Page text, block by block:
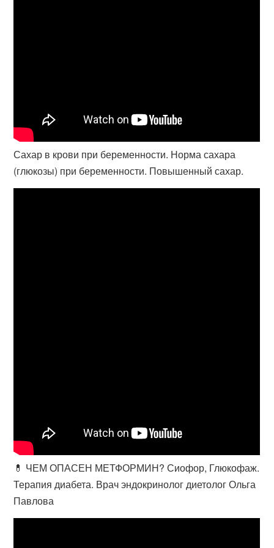
Сахар в крови при беременности. Норма сахара
(глюкозы) при беременности. Повышенный сахар.
💊 ЧЕМ ОПАСЕН МЕТФОРМИН? Сиофор, Глюкофаж.
Терапия диабета. Врач эндокринолог диетолог Ольга
Павлова